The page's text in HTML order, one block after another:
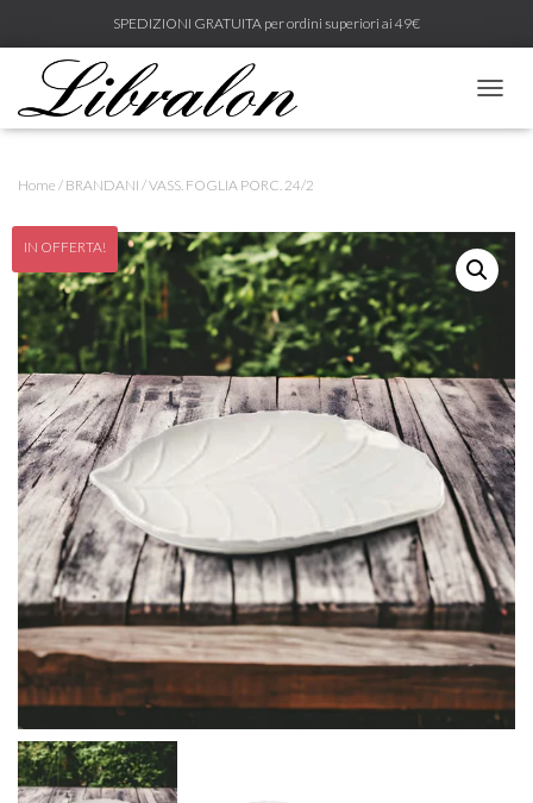
SPEDIZIONI GRATUITA per ordini superiori ai 49€
A
Z
O
O
G
G
L
E
Home / BRANDANI / VASS. FOGLIA PORC. 24/2
IN OFFERTA!